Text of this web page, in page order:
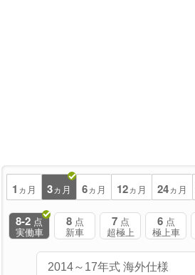
1 ヵ月 3ヵ月 6ヵ月 12ヵ月 24ヵ月
8-2 点
実働車
8 点
新車
7 点
超極上
6 点
極上車